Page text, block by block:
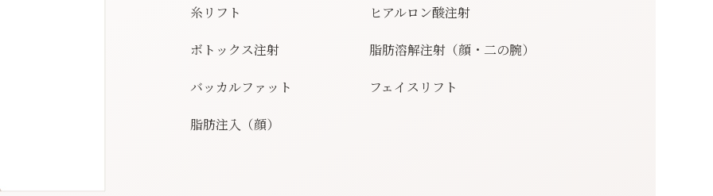
糸リフト ヒアルロン酸注射
ボトックス注射 脂肪溶解注射（顔・二の腕）
バッカルファット フェイスリフト
脂肪注入（顔）